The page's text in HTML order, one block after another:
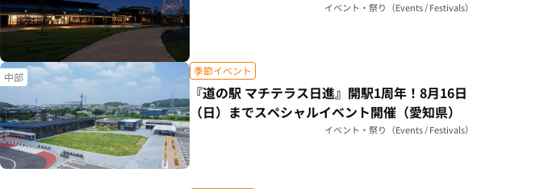
イベント・祭り（Events / Festivals）
中部 季節イベント
『道の駅 マチテラス日進』開駅1周年！8月16日
（日）までスペシャルイベント開催（愛知県）
イベント・祭り（Events / Festivals）